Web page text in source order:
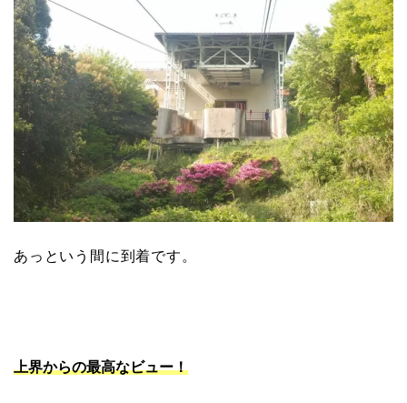
あっという間に到着です。
上界からの最高なビュー！